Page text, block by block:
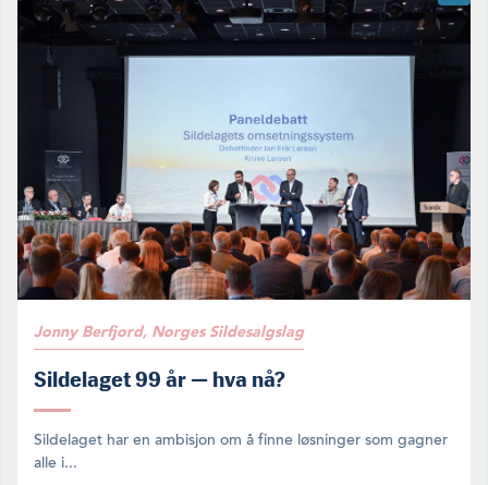
Jonny Berfjord, Norges Sildesalgslag
Sildelaget 99 år — hva nå?
Sildelaget har en ambisjon om å finne løsninger som gagner
alle i...